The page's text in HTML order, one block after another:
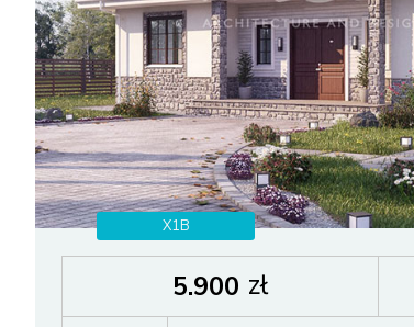
X1B
5.900 zł